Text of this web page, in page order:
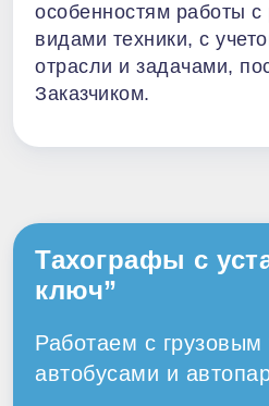
особенностям работы
видами техники, с
отрасли и задачами,
Заказчиком.
Тахографы с
ключ”
Работаем с грузовым
автобусами и